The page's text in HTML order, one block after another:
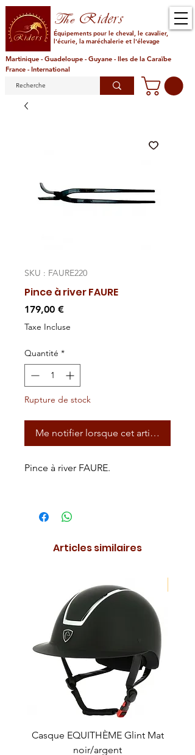
TheRiders
Équipements pour le cheval, le cavalier,
l'écurie, la maréchalerie et l'élevage
Martinique - Guadeloupe - Guyane - Iles de la Caraïbe
France - International
SKU : FAURE220
Pince à river FAURE
179,00 €Prix
Taxe Incluse
Quantité *
Rupture de stock
Me notifier lorsque cet article est
Pince à river FAURE.
Articles similaires
Casque EQUITHÈME Glint Mat
noir/argent